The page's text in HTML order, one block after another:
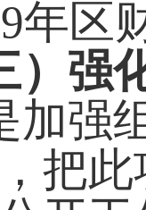
年 区
）强
加强
把